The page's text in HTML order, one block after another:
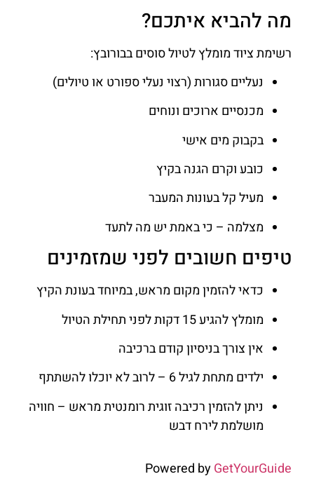
מה להביא איתכם?
רשימת ציוד מומלץ לטיול סוסים בבורובץ:
נעליים סגורות (רצוי נעלי ספורט או טיולים)
מכנסיים ארוכים ונוחים
בקבוק מים אישי
כובע וקרם הגנה בקיץ
מעיל קל בעונות המעבר
מצלמה – כי באמת יש מה לתעד
טיפים חשובים לפני שמזמינים
כדאי להזמין מקום מראש, במיוחד בעונת הקיץ
מומלץ להגיע 15 דקות לפני תחילת הטיול
אין צורך בניסיון קודם ברכיבה
ילדים מתחת לגיל 6 – לרוב לא יוכלו להשתתף
ניתן להזמין רכיבה זוגית רומנטית מראש – חוויה
מושלמת לירח דבש
Powered byGetYourGuide